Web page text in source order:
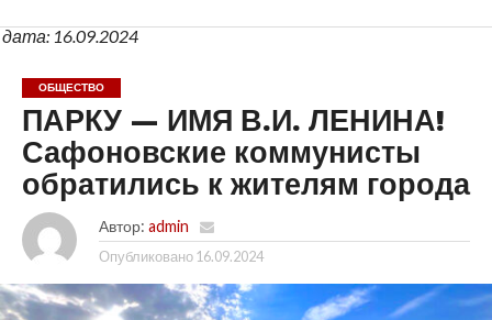
дата: 16.09.2024
ОБЩЕСТВО
ПАРКУ — ИМЯ В.И. ЛЕНИНА!
Сафоновские коммунисты
обратились к жителям города
Автор: admin
Опубликовано 16.09.2024